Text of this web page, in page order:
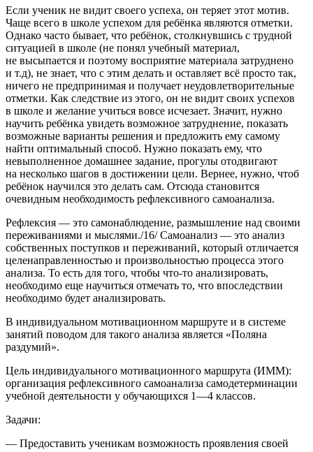
Если ученик не видит своего успеха, он теряет этот мотив.
Чаще всего в школе успехом для ребёнка являются отметки.
Однако часто бывает, что ребёнок, столкнувшись с трудной
ситуацией в школе (не понял учебный материал,
не высыпается и поэтому восприятие материала затруднено
и т.д), не знает, что с этим делать и оставляет всё просто так,
ничего не предпринимая и получает неудовлетворительные
отметки. Как следствие из этого, он не видит своих успехов
в школе и желание учиться вовсе исчезает. Значит, нужно
научить ребёнка увидеть возможное затруднение, показать
возможные варианты решения и предложить ему самому
найти оптимальный способ. Нужно показать ему, что
невыполненное домашнее задание, прогулы отодвигают
на несколько шагов в достижении цели. Вернее, нужно, чтоб
ребёнок научился это делать сам. Отсюда становится
очевидным необходимость рефлексивного самоанализа.
Рефлексия — это самонаблюдение, размышление над своими
переживаниями и мыслями./16/ Самоанализ — это анализ
собственных поступков и переживаний, который отличается
целенаправленностью и произвольностью процесса этого
анализа. То есть для того, чтобы что-то анализировать,
необходимо еще научиться отмечать то, что впоследствии
необходимо будет анализировать.
В индивидуальном мотивационном маршруте и в системе
занятий поводом для такого анализа является «Поляна
раздумий».
Цель индивидуального мотивационного маршрута (ИММ):
организация рефлексивного самоанализа самодетерминации
учебной деятельности у обучающихся 1—4 классов.
Задачи:
— Предоставить ученикам возможность проявления своей